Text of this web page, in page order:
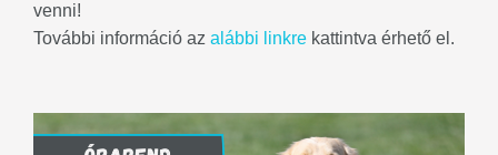
venni!
További információ az alábbi linkre kattintva érhető el.